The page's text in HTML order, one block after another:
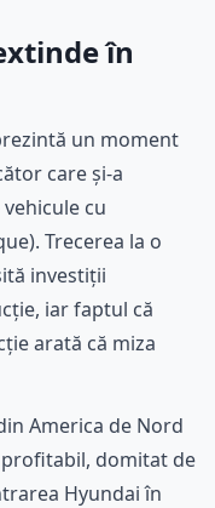
în
un moment
care și-a
cu
Trecerea la o
investiții
iar faptul că
arată că miza
America de Nord
domitat de
Hyundai în